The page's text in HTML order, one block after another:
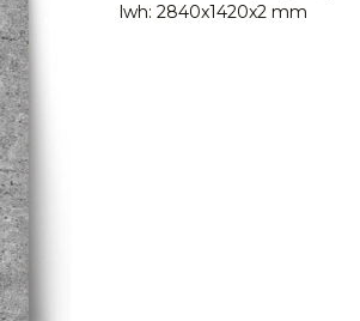
lwh: 2840x1420x2 mm